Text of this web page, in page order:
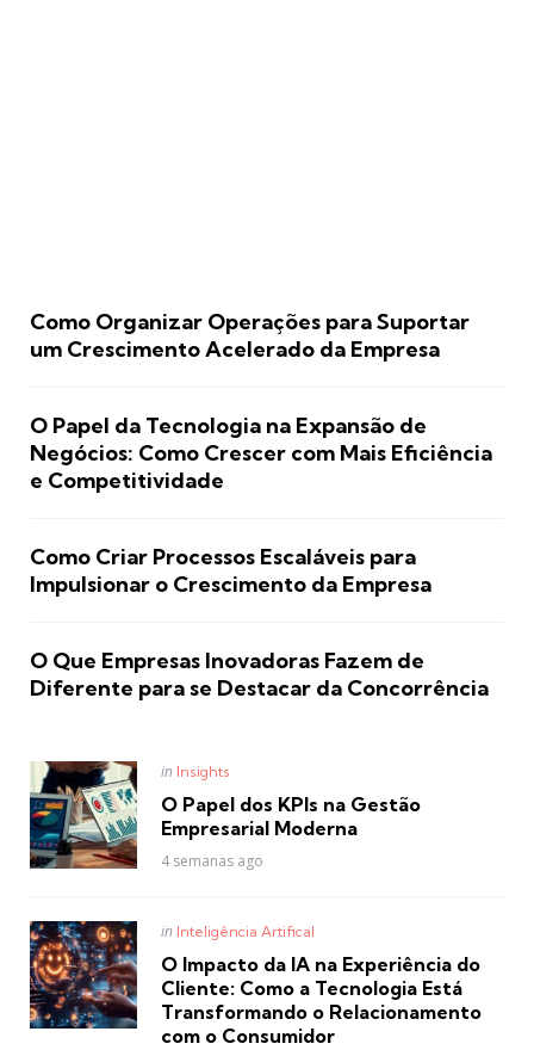
Como Organizar Operações para Suportar
um Crescimento Acelerado da Empresa
O Papel da Tecnologia na Expansão de
Negócios: Como Crescer com Mais Eficiência
e Competitividade
Como Criar Processos Escaláveis para
Impulsionar o Crescimento da Empresa
O Que Empresas Inovadoras Fazem de
Diferente para se Destacar da Concorrência
Posted
in Insights
O Papel dos KPIs na Gestão
Empresarial Moderna
4 semanas ago
Posted
in Inteligência Artifical
O Impacto da IA na Experiência do
Cliente: Como a Tecnologia Está
Transformando o Relacionamento
com o Consumidor